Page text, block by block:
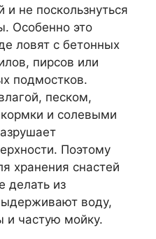
не поскользнуться
Особенно это
ловят с бетонных
пирсов или
подмостков.
песком,
и солевыми
Поэтому
хранения снастей
делать из
воду,
и частую мойку.